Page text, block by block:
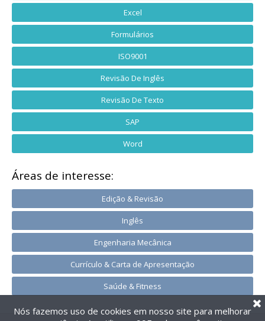
Excel
Formulários
ISO9001
Revisão De Inglês
Revisão De Texto
SAP
Word
Áreas de interesse:
Edição & Revisão
Inglês
Engenharia Mecânica
Currículo & Carta de Apresentação
Saúde & Fitness
Nós fazemos uso de cookies em nosso site para melhorar